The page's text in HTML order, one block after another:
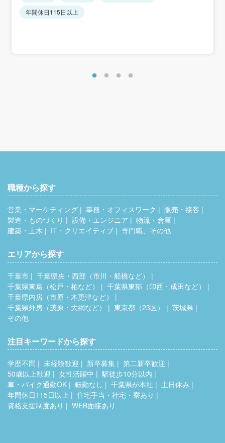
給与改定：年1回（1月）
手当：通勤手当（会社規定・月上限40,000円）、残業手当
年間休日115日以上
職種から探す
営業・マーケティング 事務・オフィスワーク
販売・接客
製造・ものづくり
設備・エンジニア
物流・倉庫
建築・土木
IT・クリエイティブ 専門職、その他
エリアから探す
千葉市
千葉県央・西部（市川・船橋など）
千葉県東葛（松戸・柏など）
千葉県東部（印西・成田など）
千葉県内房（市原・木更津など）
千葉県外房（茂原・大網など）
東京都（23区）
茨城県
その他
注目キーワードから探す
学歴不問 未経験歓迎 新卒募集
第二新卒歓迎
50歳以上歓迎
女性活躍中
駅徒歩10分以内
車・バイク通勤OK
転勤なし 千葉県が本社
土日休み
年間休日115日以上
住宅手当・社宅・寮あり
資格支援制度あり
WEB面接あり